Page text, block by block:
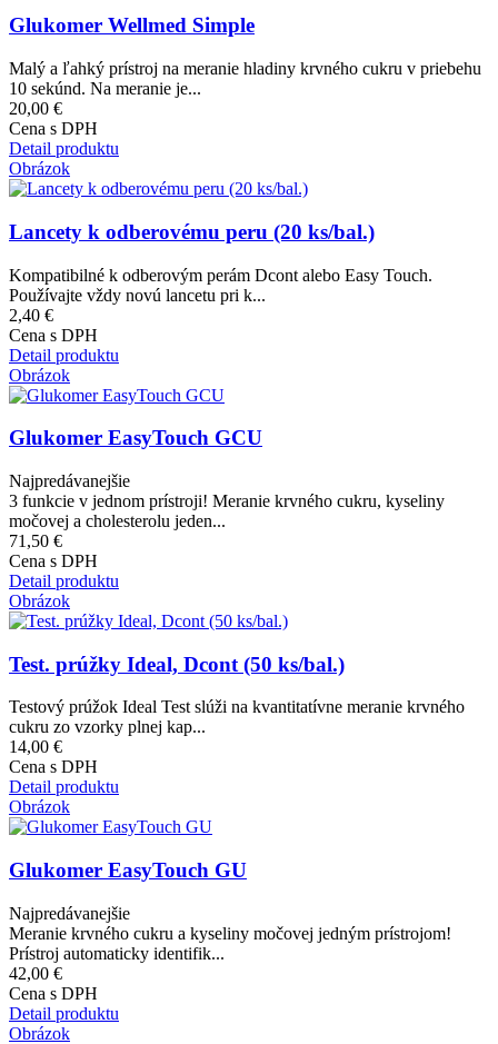
Glukomer Wellmed Simple
Malý a ľahký prístroj na meranie hladiny krvného cukru v priebehu
10 sekúnd. Na meranie je...
20,00 €
Cena s DPH
Detail produktu
Obrázok
Lancety k odberovému peru (20 ks/bal.)
Kompatibilné k odberovým perám Dcont alebo Easy Touch.
Používajte vždy novú lancetu pri k...
2,40 €
Cena s DPH
Detail produktu
Obrázok
Glukomer EasyTouch GCU
Najpredávanejšie
3 funkcie v jednom prístroji! Meranie krvného cukru, kyseliny
močovej a cholesterolu jeden...
71,50 €
Cena s DPH
Detail produktu
Obrázok
Test. prúžky Ideal, Dcont (50 ks/bal.)
Testový prúžok Ideal Test slúži na kvantitatívne meranie krvného
cukru zo vzorky plnej kap...
14,00 €
Cena s DPH
Detail produktu
Obrázok
Glukomer EasyTouch GU
Najpredávanejšie
Meranie krvného cukru a kyseliny močovej jedným prístrojom!
Prístroj automaticky identifik...
42,00 €
Cena s DPH
Detail produktu
Obrázok